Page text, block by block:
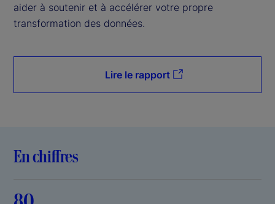
aider à soutenir et à accélérer votre propre
transformation des données.
Lire le rapport
En chiffres